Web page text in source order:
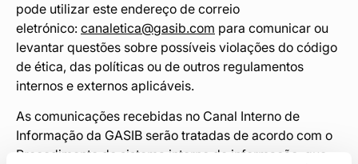
pode utilizar este endereço de correio
eletrónico: canaletica@gasib.com para comunicar ou
levantar questões sobre possíveis violações do código
de ética, das políticas ou de outros regulamentos
internos e externos aplicáveis.
As comunicações recebidas no Canal Interno de
Informação da GASIB serão tratadas de acordo com o
Procedimento do sistema interno de informação, que